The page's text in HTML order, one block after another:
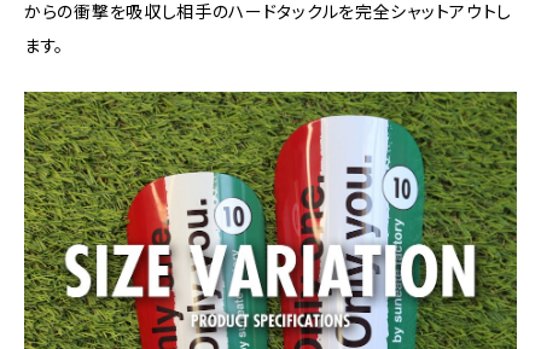
からの衝撃を吸収し相手のハードタックルを完全シャットアウトし
ます。